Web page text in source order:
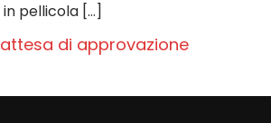
pellicola […]
di approvazione